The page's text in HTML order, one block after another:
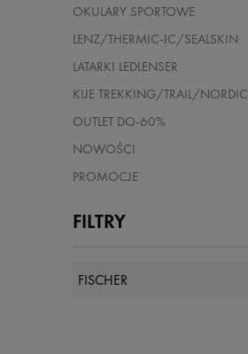
OKULARY SPORTOWE
LENZ/THERMIC-IC/SEALSKIN
LATARKI LEDLENSER
KIJE TREKKING/TRAIL/NORDIC
OUTLET DO-60%
NOWOŚCI
PROMOCJE
FILTRY